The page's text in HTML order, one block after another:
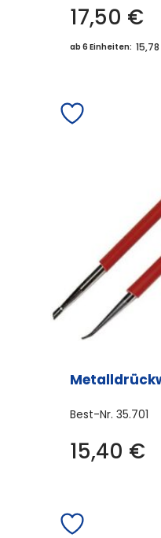
17,50 €
ab 6 Einheiten:
Best-Nr. 35.701
15,40 €